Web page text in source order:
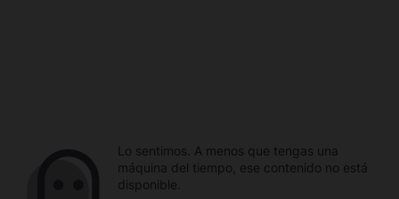
Lo sentimos. A menos que tengas una
máquina del tiempo, ese contenido no está
disponible.